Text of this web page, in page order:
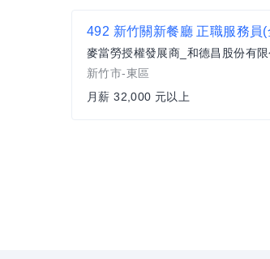
492 新竹關新餐廳 正職服務員
麥當勞授權發展商_和德昌股份有限
新竹市-東區
月薪 32,000 元以上